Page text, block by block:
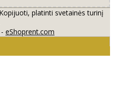
platinti svetainės turinį
- eShoprent.com